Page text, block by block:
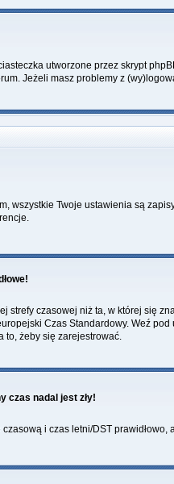
utworzone przez skrypt
Jeżeli masz problemy z
wszystkie Twoje ustawienia są
strefy czasowej niż ta, w której się
Czas Standardowy. Weź
to, żeby się zarejestrować.
czas nadal jest zły!
i czas letni/DST